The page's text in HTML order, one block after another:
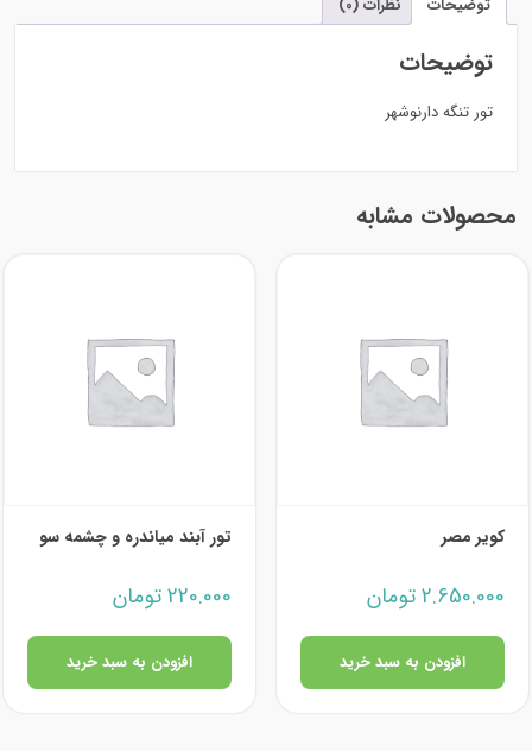
توضیحات
تور تنگه دارنوشهر
محصولات مشابه
کویر مصر
2.650.000تومان
افزودن به سبد خرید
تور آبند میاندره و چشمه سو
220.000تومان
افزودن به سبد خرید